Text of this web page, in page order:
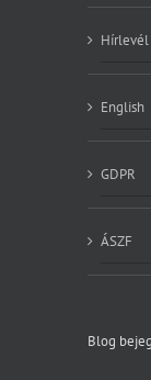
Hírlevél
English
GDPR
ÁSZF
Blog